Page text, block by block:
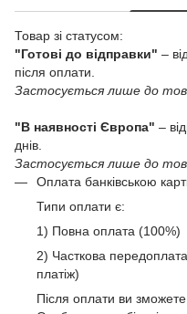
Товар зі статусом:
"Готові до відправки" –
після оплати.
Застосується лише до
"В наявності Європа" –
днів.
Застосується лише до
Оплата банківською
Типи оплати є:
1) Повна оплата (100%)
2) Часткова
платіж)
Після оплати ви